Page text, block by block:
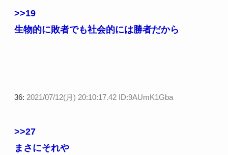
>>19
生物的に敗者でも社会的には勝者だから
36: 2021/07/12(月) 20:10:17.42 ID:9AUmK1Gba
>>27
まさにそれや